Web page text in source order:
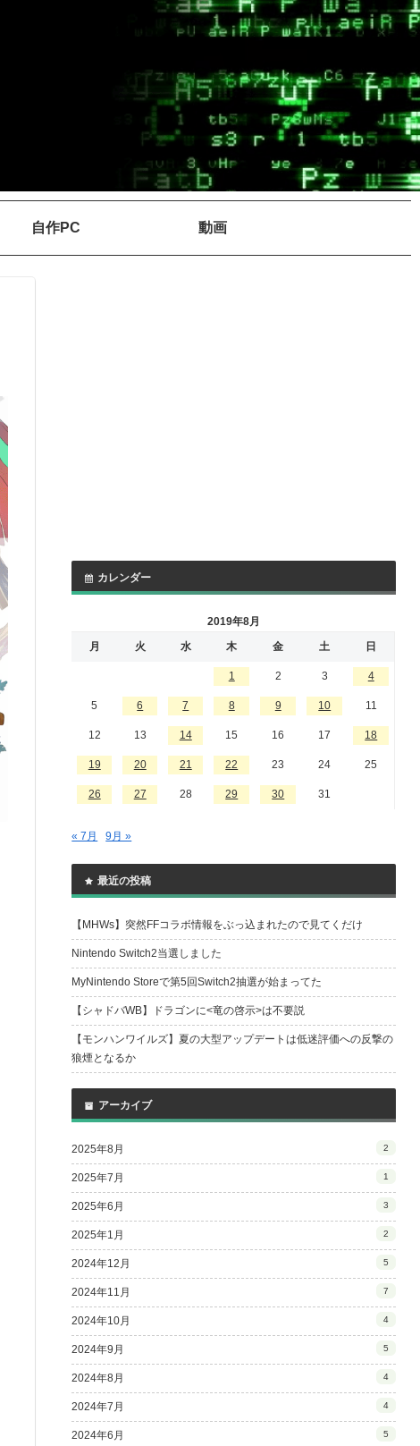
自作PC 動画
カレンダー
2019年8月
月
火 水 木 金 土 日
1 2 3 4
5 6 7 8 9 10 11
12 13 14 15 16 17 18
19 20 21 22 23 24 25
26 27 28 29 30 31
« 7月 9月 »
最近の投稿
【MHWs】突然FFコラボ情報をぶっ込まれたので見てくだけ
Nintendo Switch2当選しました
MyNintendo Storeで第5回Switch2抽選が始まってた
【シャドバWB】ドラゴンに<竜の啓示>は不要説
【モンハンワイルズ】夏の大型アップデートは低迷評価への反撃の
狼煙となるか
アーカイブ
2025年8月 2
2025年7月 1
2025年6月 3
2025年1月 2
2024年12月 5
2024年11月 7
2024年10月 4
2024年9月 5
2024年8月 4
2024年7月 4
2024年6月 5